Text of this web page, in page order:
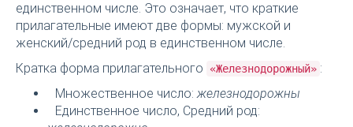
единственном числе. Это означает, что краткие
прилагательные имеют две формы: мужской и
женский/средний род в единственном числе.
Кратка форма прилагательного
«Железнодорожный» :
Множественное число:железнодорожны
Единственное число, Средний род: